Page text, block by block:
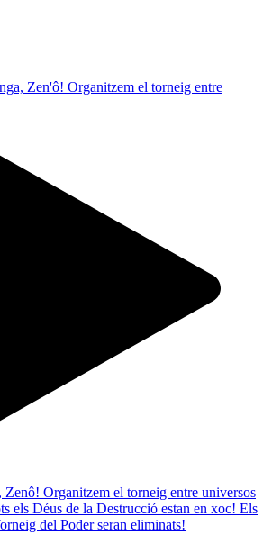
Organitzem el torneig entre universos